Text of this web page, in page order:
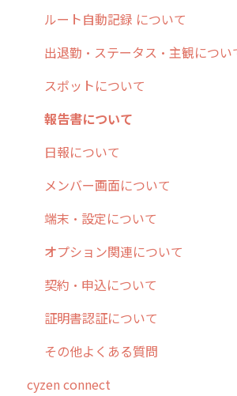
8. 用語集
9. もっと便利に利用するための設
10.ユーザー向けおすすめの使い方
【業界業種別】cyzen設定方法
勤怠管理
活動通知
パフォーマンス
帳票出力
メッセージ・ファイル添付
商品
各種設定・その他
履歴
メンバー
メッセージ
パフォーマンス
外部リンク
お知らせ
設定
報告書・行動種別
ユーザー・グループ管理
メッセージ機能
活動通知
内線電話
商品
各種設定・ログイン
写真管理・高画質化
ダッシュボード（BI）・パフォー
連携オプション
その他オプション
IP接続制限・端末認証設定
契約・その他
ルート自動記録 について
出退勤・ステータス・主観につい
スポットについて
報告書について
日報について
メンバー画面について
端末・設定について
オプション関連について
契約・申込について
証明書認証について
その他よくある質問
cyzen connect